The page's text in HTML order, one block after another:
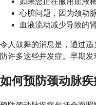
心脏问题，因为颈动
血液流动减少导致的
令人鼓舞的消息是，通过
防许多这些并发症。早期发
如何预防颈动脉疾